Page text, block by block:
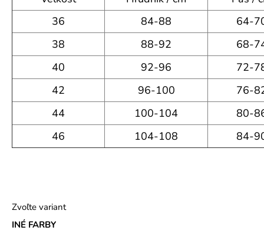
36
84-88
64-
38
88-92
68-
40
92-96
72-
42
96-100
76-
44
100-104
80-
46
104-108 84-
INÉ FARBY
Zvoľte variant